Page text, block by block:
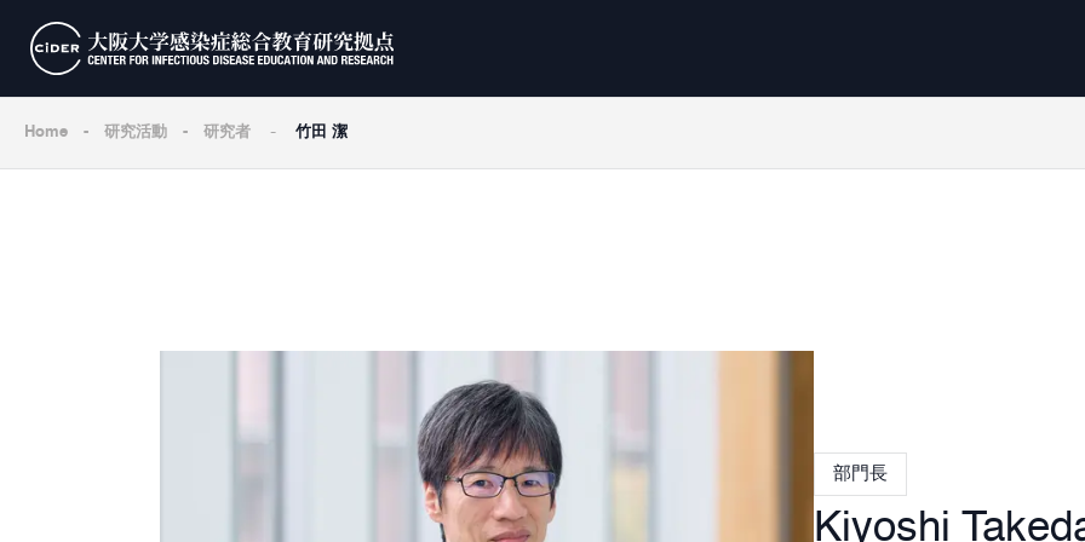
Home - 研究活動 - 研究者 - 竹田 潔
部門長
Kiyoshi